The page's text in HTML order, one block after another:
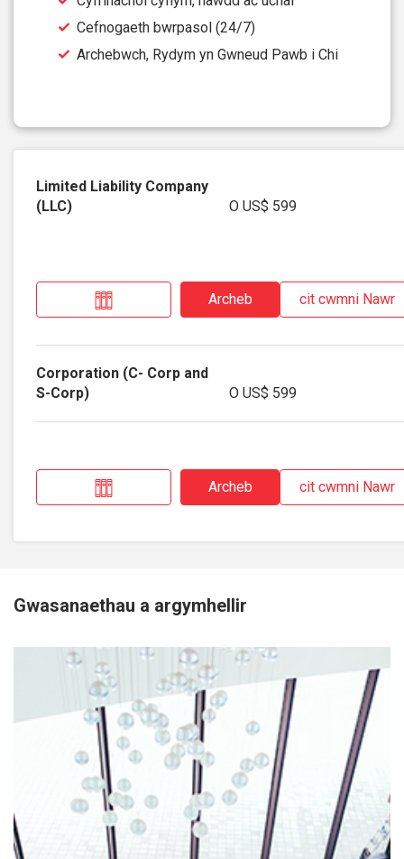
Cefnogaeth bwrpasol (24/7)
Archebwch, Rydym yn Gwneud Pawb i Chi
O US$ 599
Archeb cit cwmni Nawr
O US$ 599
Archeb cit cwmni Nawr
Gwasanaethau a argymhellir